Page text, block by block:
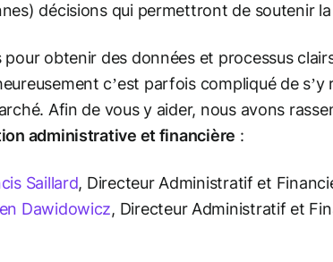
décisions qui permettront de soutenir
pour obtenir des données et processus
c’est parfois compliqué de
Afin de vous y aider, nous avons
administrative et financière :
Saillard, Directeur Administratif et
Dawidowicz, Directeur Administratif et